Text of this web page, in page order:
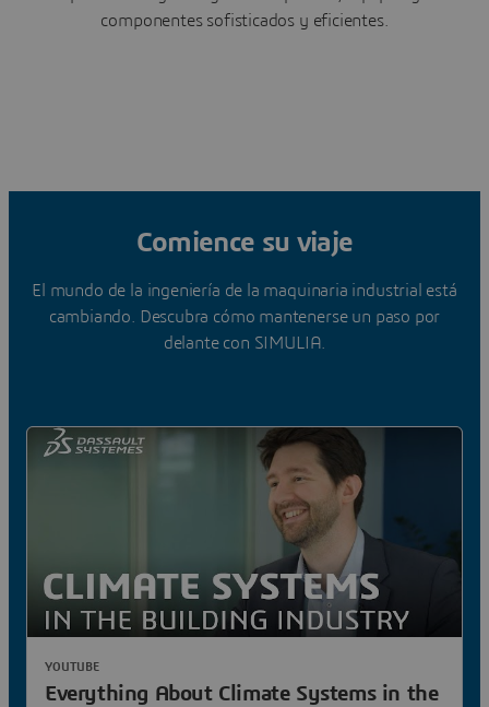
componentes sofisticados y eficientes.
Comience su viaje
El mundo de la ingeniería de la maquinaria industrial está
cambiando. Descubra cómo mantenerse un paso por
delante con SIMULIA.
Everything About Climate Systems in the
YOUTUBE